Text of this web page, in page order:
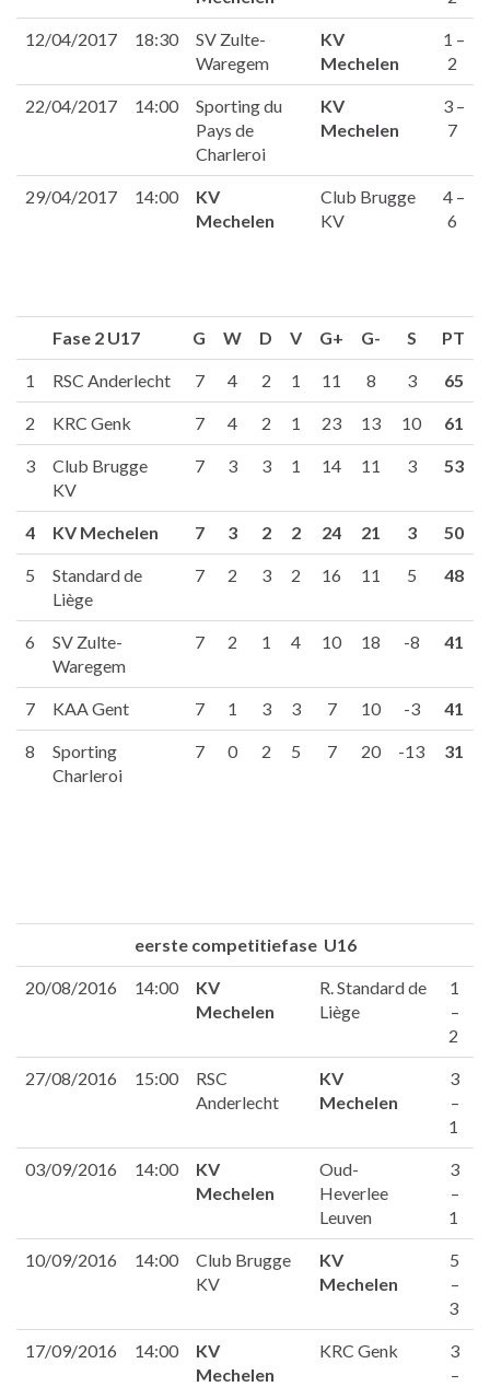
12/04/2017 18:30
SV Zulte-
Waregem
KV
Mechelen
1 –
2
22/04/2017 14:00
Sporting du
Pays de
Charleroi
KV
Mechelen
3 –
7
29/04/2017 14:00
KV
Mechelen
Club Brugge
KV
4 –
6
Fase 2 U17 G W D V G+ G- S PT
1 RSC Anderlecht 7 4 2 1 11 8 3 65
2 KRC Genk 7 4 2 1 23 13 10 61
3
Club Brugge
KV
7 3 3 1 14 11 3 53
4 KV Mechelen 7 3 2 2 24 21 3 50
5
Standard de
Liège
7 2 3 2 16 11 5 48
6
SV Zulte-
Waregem
7 2 1 4 10 18 -8 41
7 KAA Gent 7 1 3 3 7 10 -3 41
8
Sporting
Charleroi
7 0 2 5 7 20 -13 31
eerste competitiefase U16
20/08/2016 14:00
KV
Mechelen
R. Standard de
Liège
1
–
2
27/08/2016 15:00
RSC
Anderlecht
KV
Mechelen
3
–
1
03/09/2016 14:00
KV
Mechelen
Oud-
Heverlee
Leuven
3
–
1
10/09/2016 14:00
Club Brugge
KV
KV
Mechelen
5
–
3
17/09/2016 14:00
KV
Mechelen
KRC Genk
3
–